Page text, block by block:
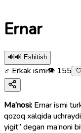
Ernar
🔊🔊 Eshitish
♂ Erkak ismi👁 155 🤍
Ma’nosi: Ernar ismi
qozoq xalqida
yigit” degan ma’noni